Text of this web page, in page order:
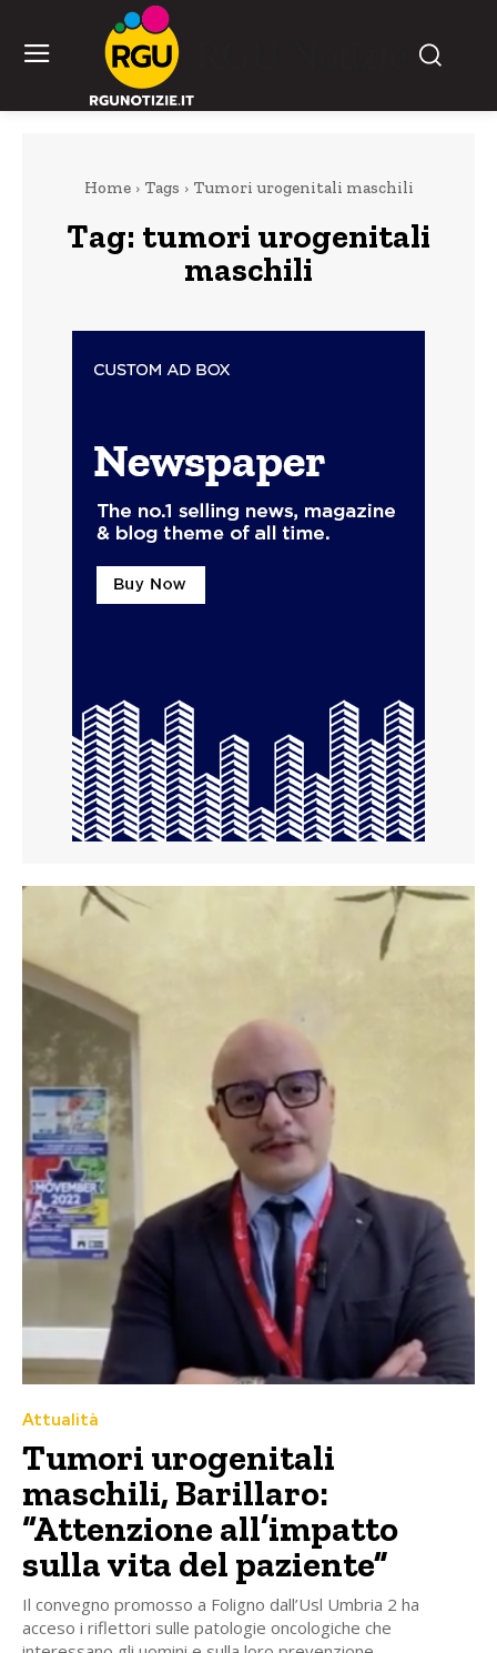
Home Tags Tumori urogenitali maschili
Tag: tumori urogenitali
maschili
Attualità
Tumori urogenitali
maschili, Barillaro:
“Attenzione all’impatto
sulla vita del paziente”
Il convegno promosso a Foligno dall’Usl Umbria 2 ha
acceso i riflettori sulle patologie oncologiche che